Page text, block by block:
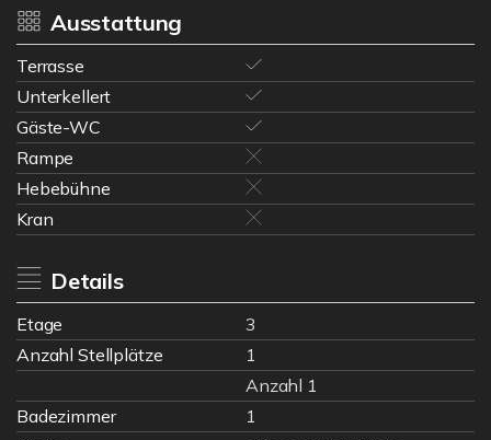
Ausstattung
Terrasse
Unterkellert
Gäste-WC
Rampe
Hebebühne
Kran
Details
Etage
3
Anzahl Stellplätze
1
Anzahl 1
Badezimmer
1